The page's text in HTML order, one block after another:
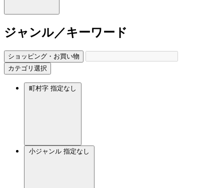
ジャンル／キーワード
ショッピング・お買い物
カテゴリ選択
町村字 指定なし
小ジャンル 指定なし